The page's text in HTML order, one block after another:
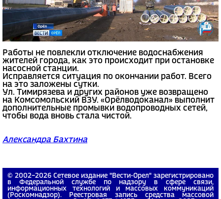
Работы не повлекли отключение водоснабжения
жителей города, как это происходит при остановке
насосной станции.
Исправляется ситуация по окончании работ. Всего
на это заложены сутки.
Ул. Тимирязева и других районов уже возвращено
на Комсомольский ВЗУ. «Орёлводоканал» выполнит
дополнительные промывки водопроводных сетей,
чтобы вода вновь стала чистой.
Александра Бахтина
© 2002−2026 Сетевое издание "Вести-Орел" зарегистрировано
в Федеральной службе по надзору в сфере связи,
информационных технологий и массовых коммуникаций
(Роскомнадзор). Реестровая запись средства массовой